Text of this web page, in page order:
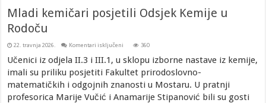
Mladi kemičari posjetili Odsjek Kemije u
Rodoču
22. travnja 2026. Komentari isključeni
kemičari
posjetili
Odsjek
Kemije
u
Rodoču
360
Učenici iz odjela II.3 i III.1, u sklopu izborne nastave iz kemije,
imali su priliku posjetiti Fakultet prirodoslovno-
matematičkih i odgojnih znanosti u Mostaru. U pratnji
profesorica Marije Vučić i Anamarije Stipanović bili su gosti